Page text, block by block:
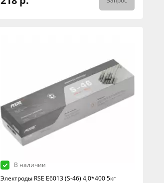
В наличии
Электроды RSE Е6013 (S-46) 4,0*400 5кг